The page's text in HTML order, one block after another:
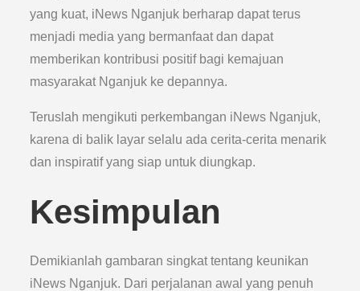
yang kuat, iNews Nganjuk berharap dapat terus
menjadi media yang bermanfaat dan dapat
memberikan kontribusi positif bagi kemajuan
masyarakat Nganjuk ke depannya.
Teruslah mengikuti perkembangan iNews Nganjuk,
karena di balik layar selalu ada cerita-cerita menarik
dan inspiratif yang siap untuk diungkap.
Kesimpulan
Demikianlah gambaran singkat tentang keunikan
iNews Nganjuk. Dari perjalanan awal yang penuh